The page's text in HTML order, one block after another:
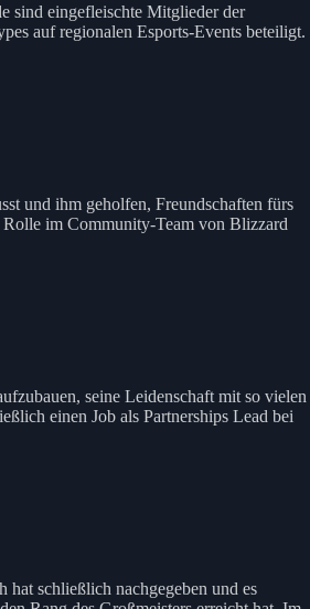
sind eingefleischte Mitglieder der
auf regionalen Esports-Events beteiligt.
und ihm geholfen, Freundschaften fürs
im Community-Team von Blizzard
seine Leidenschaft mit so vielen
einen Job als Partnerships Lead bei
schließlich nachgegeben und es